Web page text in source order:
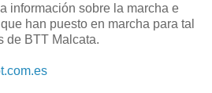
información sobre la marcha e
han puesto en marcha para tal
de BTT Malcata.